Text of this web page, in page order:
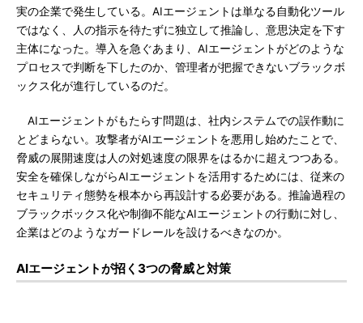
実の企業で発生している。AIエージェントは単なる自動化ツール
ではなく、人の指示を待たずに独立して推論し、意思決定を下す
主体になった。導入を急ぐあまり、AIエージェントがどのような
プロセスで判断を下したのか、管理者が把握できないブラックボ
ックス化が進行しているのだ。
AIエージェントがもたらす問題は、社内システムでの誤作動に
とどまらない。攻撃者がAIエージェントを悪用し始めたことで、
脅威の展開速度は人の対処速度の限界をはるかに超えつつある。
安全を確保しながらAIエージェントを活用するためには、従来の
セキュリティ態勢を根本から再設計する必要がある。推論過程の
ブラックボックス化や制御不能なAIエージェントの行動に対し、
企業はどのようなガードレールを設けるべきなのか。
AIエージェントが招く3つの脅威と対策